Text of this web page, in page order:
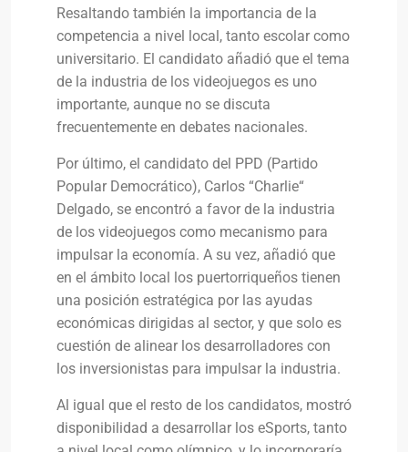
Resaltando también la importancia de la
competencia a nivel local, tanto escolar como
universitario. El candidato añadió que el tema
de la industria de los videojuegos es uno
importante, aunque no se discuta
frecuentemente en debates nacionales.
Por último, el candidato del PPD (Partido
Popular Democrático), Carlos “Charlie“
Delgado, se encontró a favor de la industria
de los videojuegos como mecanismo para
impulsar la economía. A su vez, añadió que
en el ámbito local los puertorriqueños tienen
una posición estratégica por las ayudas
económicas dirigidas al sector, y que solo es
cuestión de alinear los desarrolladores con
los inversionistas para impulsar la industria.
Al igual que el resto de los candidatos, mostró
disponibilidad a desarrollar los eSports, tanto